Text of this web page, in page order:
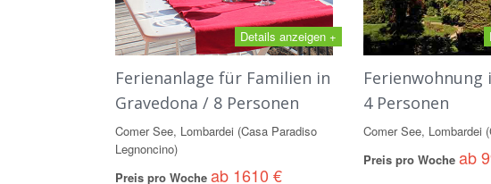
Details anzeigen +
Ferienanlage für Familien in
Gravedona / 8 Personen
Comer See, Lombardei (Casa Paradiso
Legnoncino)
Preis pro Woche ab 1610 €
Ferienwohnung
4 Personen
Comer See, Lombardei
Preis pro Wocheab